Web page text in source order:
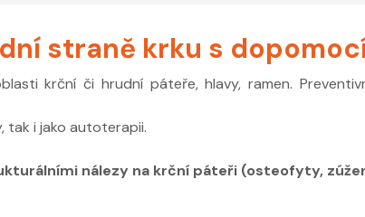
straně krku s
krční či hrudní páteře, hlavy, ramen.
tak i jako autoterapii.
nálezy na krční páteři (osteofyty,